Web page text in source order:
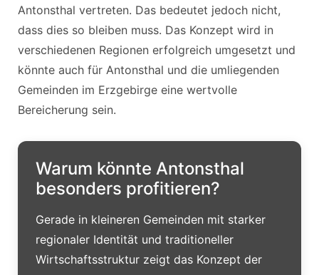
Antonsthal vertreten. Das bedeutet jedoch nicht,
dass dies so bleiben muss. Das Konzept wird in
verschiedenen Regionen erfolgreich umgesetzt und
könnte auch für Antonsthal und die umliegenden
Gemeinden im Erzgebirge eine wertvolle
Bereicherung sein.
Warum könnte Antonsthal
besonders profitieren?
Gerade in kleineren Gemeinden mit starker
regionaler Identität und traditioneller
Wirtschaftsstruktur zeigt das Konzept der